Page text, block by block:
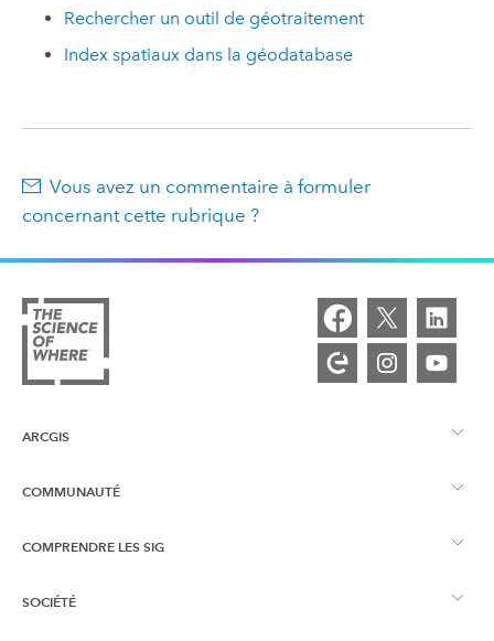
Rechercher un outil de géotraitement
Index spatiaux dans la géodatabase
Vous avez un commentaire à formuler
concernant cette rubrique ?
ARCGIS
Vue d’ensemble d’ArcGIS
COMMUNAUTÉ
Esri Community
COMPRENDRE LES SIG
Qu’est-ce qu’un SIG ?
SOCIÉTÉ